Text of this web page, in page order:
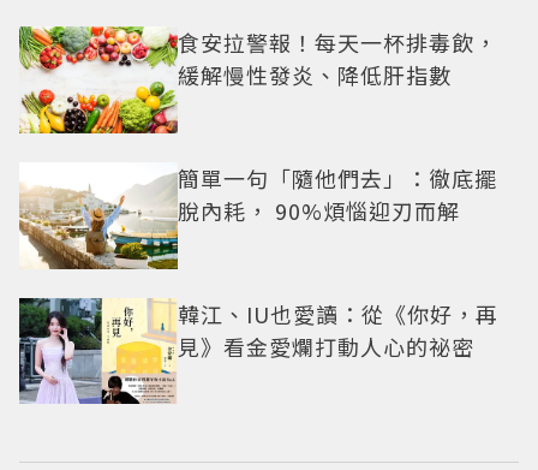
食安拉警報！每天一杯排毒飲，
緩解慢性發炎、降低肝指數
簡單一句「隨他們去」：徹底擺
脫內耗， 90%煩惱迎刃而解
韓江、IU也愛讀：從《你好，再
見》看金愛爛打動人心的祕密